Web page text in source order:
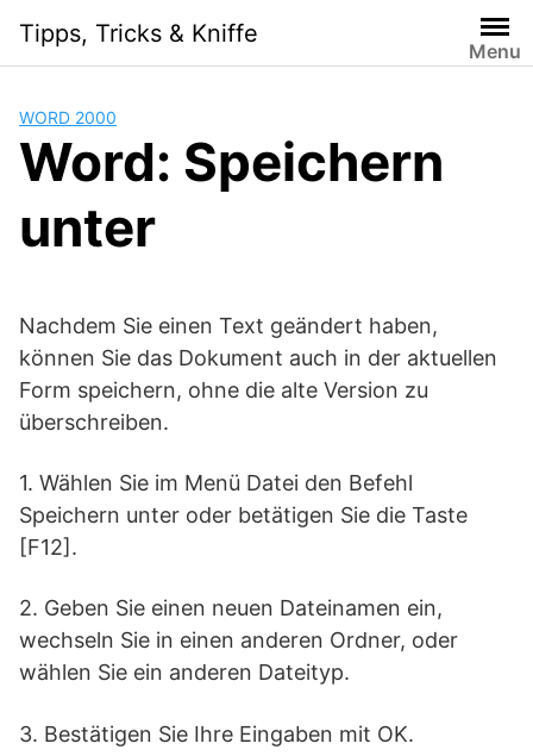
content
Tipps, Tricks & Kniffe
Menu
WORD 2000
Word: Speichern
unter
Nachdem Sie einen Text geändert haben,
können Sie das Dokument auch in der aktuellen
Form speichern, ohne die alte Version zu
überschreiben.
1. Wählen Sie im Menü Datei den Befehl
Speichern unter oder betätigen Sie die Taste
[F12].
2. Geben Sie einen neuen Dateinamen ein,
wechseln Sie in einen anderen Ordner, oder
wählen Sie ein anderen Dateityp.
3. Bestätigen Sie Ihre Eingaben mit OK.